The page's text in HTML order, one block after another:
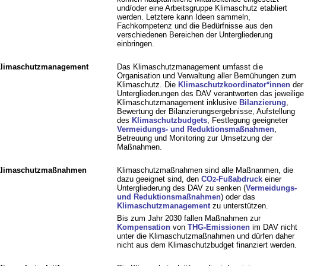
und/oder eine Arbeitsgruppe Klimaschutz etabliert
werden. Letztere kann Ideen sammeln,
Fachkompetenz und die Bedürfnisse aus den
verschiedenen Bereichen der Untergliederung
einbringen.
Das Klimaschutzmanagement umfasst die
Organisation und Verwaltung aller Bemühungen zum
Klimaschutz. Die Klimaschutzkoordinator*innender
Untergliederungen des DAV verantworten das jeweilige
Klimaschutzmanagement inklusive Bilanzierung,
Bewertung der Bilanzierungsergebnisse, Aufstellung
des Klimaschutzbudgets, Festlegung geeigneter
Vermeidungs- und Reduktionsmaßnahmen,
Betreuung und Monitoring zur Umsetzung der
Maßnahmen.
Klimaschutzmaßnahmen sind alle Maßnanmen, die
dazu geeignet sind, den CO2-Fußabdruckeiner
Untergliederung des DAV zu senken (Vermeidungs-
und Reduktionsmaßnahmen) oder das
Klimaschutzmanagementzu unterstützen.
Bis zum Jahr 2030 fallen Maßnahmen zur
Kompensationvon THG-Emissionenim DAV nicht
unter die Klimaschutzmaßnahmen und dürfen daher
nicht aus dem Klimaschutzbudget finanziert werden.